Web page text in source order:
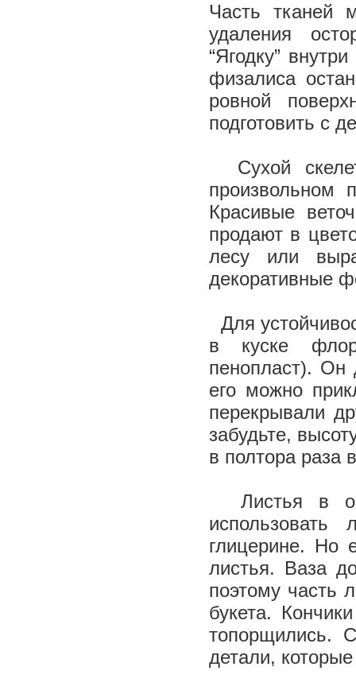
Часть тканей
удаления
“Ягодку”
физалиса
ровной
подготовить с
Сухой
произвольном
Красивые
продают в
лесу или
декоративные
Для
в куске
пенопласт). Он
его можно
перекрывали
забудьте,
в полтора
Листья в
глицерине. Но
листья. Ваза
поэтому часть
букета.
топорщились.
детали,